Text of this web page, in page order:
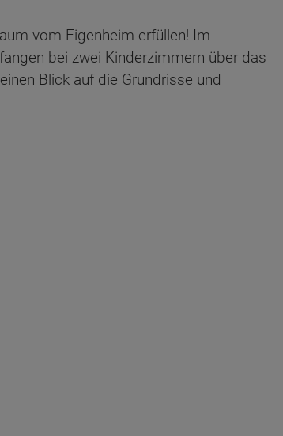
vom Eigenheim erfüllen! Im
bei zwei Kinderzimmern über das
Blick auf die Grundrisse und